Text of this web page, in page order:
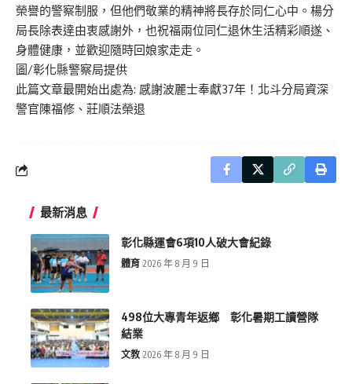
榮譽的警察制服，但他們敬業的精神將長存於同仁心中。楊分
局長除表達由衷感謝外，也祝福兩位同仁退休生活精彩順遂、
身體健康，並歡迎隨時回娘家走走。
圖/彰化縣警察局提供
此篇文章最開始出處為: 感謝波麗士奉獻37年！北斗分局資深
警官陳福修、莊順法榮退
最新消息
彰化縣運會6項10人破大會紀錄
體育 2026 年 8 月 9 日
498位大專青年返鄉 彰化暑期工讀營隊
結業
文教 2026 年 8 月 9 日